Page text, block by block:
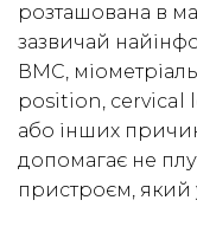
розташована в
зазвичай
ВМС,
position, cervical
або інших
допомагає не
пристроєм, який